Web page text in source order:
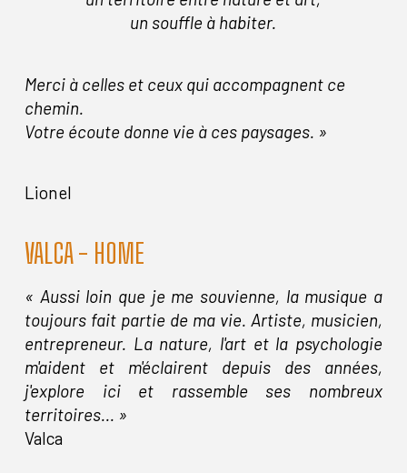
un souffle à habiter.
Merci à celles et ceux qui accompagnent ce
chemin.
Votre écoute donne vie à ces paysages. »
Lionel
VALCA - HOME
« Aussi loin que je me souvienne, la musique a
toujours fait partie de ma vie. Artiste, musicien,
entrepreneur. La nature, l'art et la psychologie
m'aident et m'éclairent depuis des années,
j'explore ici et rassemble ses nombreux
territoires... »
Valca